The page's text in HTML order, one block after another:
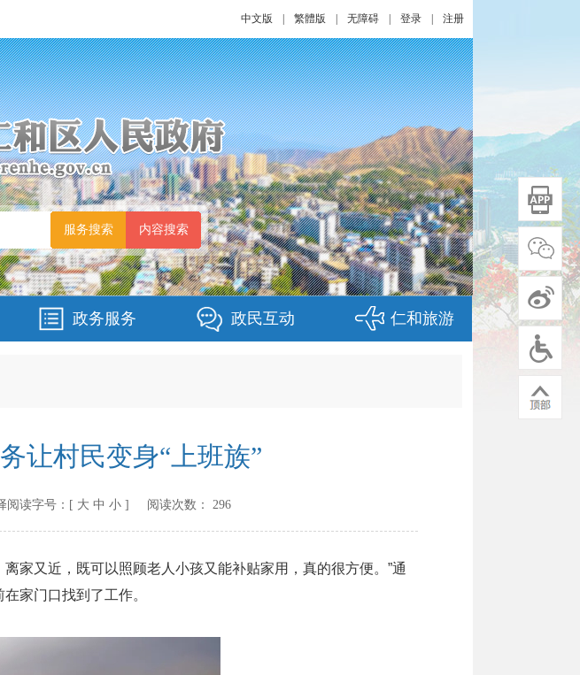
中文版 繁體版 无障碍 登录 注册
政务服务 政民互动 仁和旅游
让村民变身“上班族”
读字号：[ 大 中 小] 阅读次数： 296
又近，既可以照顾老人小孩又能补贴家用，真的很方便。”通
家门口找到了工作。